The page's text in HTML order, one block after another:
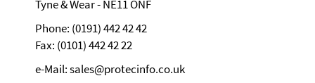
Tyne & Wear - NE11 ONF
Phone: (0191) 442 42 42
Fax: (0101) 442 42 22
e-Mail: sales@protecinfo.co.uk